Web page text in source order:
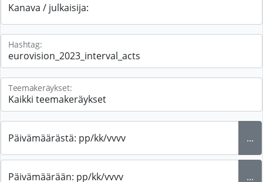
Kanava / julkaisija:
Hashtag:
Teemakeräykset:
Päivämäärästä: pp/kk/vvvv ...
Päivämäärään: pp/kk/vvvv ...